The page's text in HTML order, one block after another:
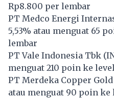
Rp8.800 per lembar
PT Medco Energi
5,53% atau menguat 65
lembar
PT Vale Indonesia Tbk (
menguat 210 poin ke
PT Merdeka Copper
atau menguat 90 poin ke